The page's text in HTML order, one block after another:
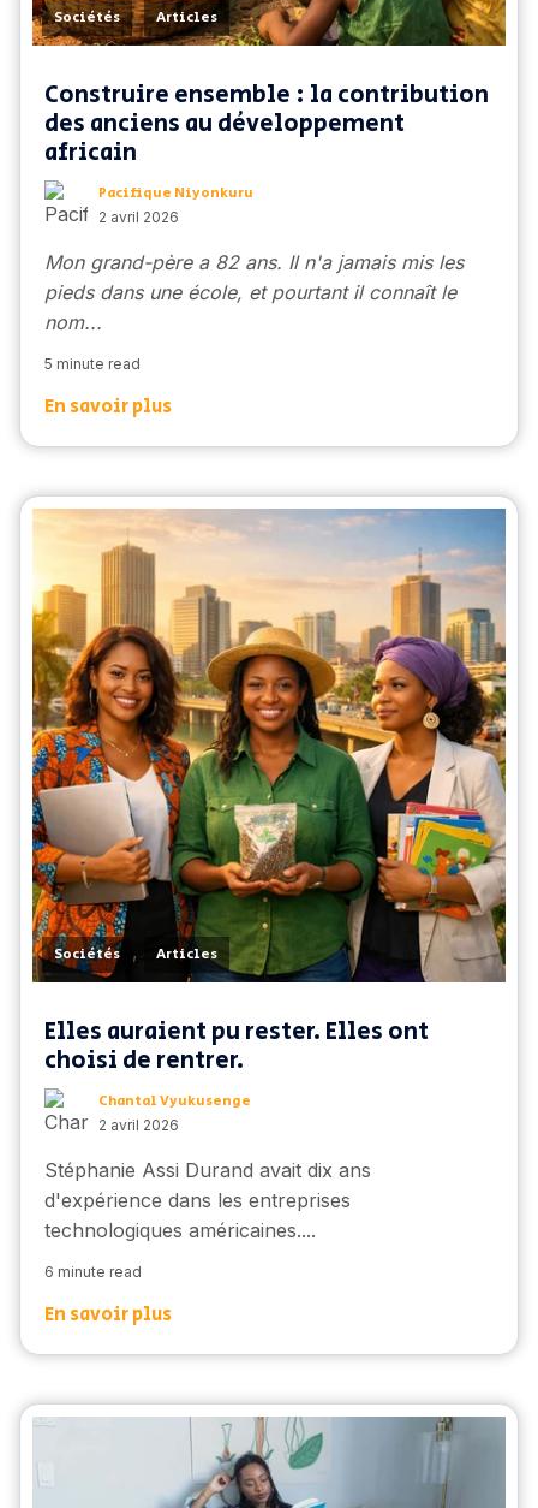
Sociétés , Articles
Construire ensemble : la contribution
des anciens au développement
africain
Pacifique Niyonkuru
2 avril 2026
Mon grand-père a 82 ans. Il n'a jamais mis les
pieds dans une école, et pourtant il connaît le
nom...
5 minute read
En savoir plus
Sociétés , Articles
Elles auraient pu rester. Elles ont
choisi de rentrer.
Chantal Vyukusenge
2 avril 2026
Stéphanie Assi Durand avait dix ans
d'expérience dans les entreprises
technologiques américaines....
6 minute read
En savoir plus